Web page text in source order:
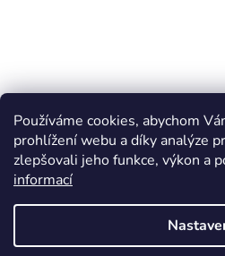
Používáme cookies, abychom
prohlížení webu a díky analýze
zlepšovali jeho funkce, výkon a
informací
Online marketing zajišťuje